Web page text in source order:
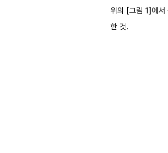
위의 [그림 1]에서
한 것.